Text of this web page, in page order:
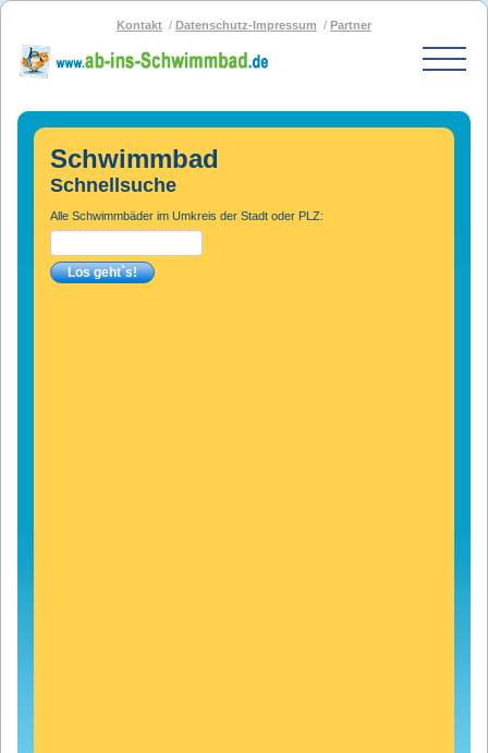
Kontakt Datenschutz-Impressum Partner
Start
Schwimmbad-Karte
Bäder nach PLZ
Bäder nach Stadt
SOS-Schwimmbad
Blog
Schwimmbad
Schnellsuche
Alle Schwimmbäder im Umkreis der Stadt oder PLZ: